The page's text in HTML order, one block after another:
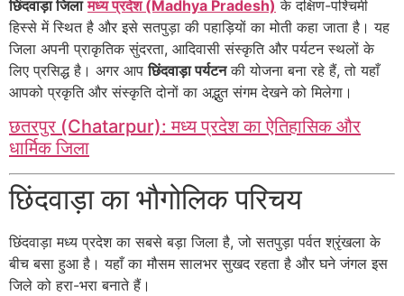
छिंदवाड़ा जिला मध्य प्रदेश (Madhya Pradesh) के दक्षिण-पश्चिमी
हिस्से में स्थित है और इसे सतपुड़ा की पहाड़ियों का मोती कहा जाता है। यह
जिला अपनी प्राकृतिक सुंदरता, आदिवासी संस्कृति और पर्यटन स्थलों के
लिए प्रसिद्ध है। अगर आपछिंदवाड़ा पर्यटनकी योजना बना रहे हैं, तो यहाँ
आपको प्रकृति और संस्कृति दोनों का अद्भुत संगम देखने को मिलेगा।
छतरपुर (Chatarpur): मध्य प्रदेश का ऐतिहासिक और
धार्मिक जिला
छिंदवाड़ा का भौगोलिक परिचय
छिंदवाड़ा मध्य प्रदेश का सबसे बड़ा जिला है, जो सतपुड़ा पर्वत श्रृंखला के
बीच बसा हुआ है। यहाँ का मौसम सालभर सुखद रहता है और घने जंगल इस
जिले को हरा-भरा बनाते हैं।